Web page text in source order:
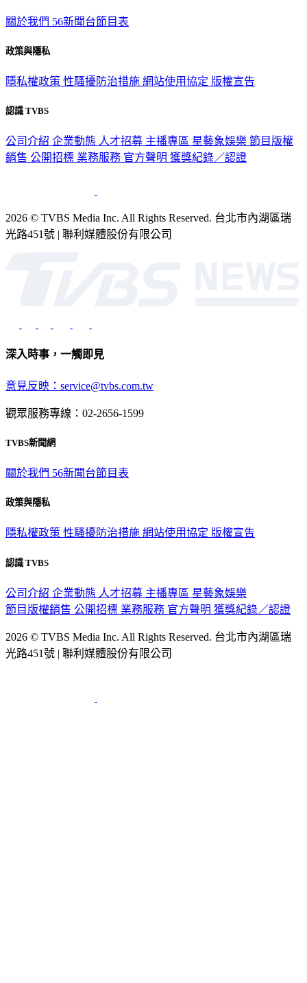
關於我們 56新聞台節目表
政策與隱私
隱私權政策 性騷擾防治措施 網站使用協定 版權宣告
認識 TVBS
公司介紹 企業動態 人才招募 主播專區 星藝象娛樂 節目版權
銷售 公開招標 業務服務 官方聲明 獲獎紀錄／認證
2026 © TVBS Media Inc. All Rights Reserved. 台北市內湖區瑞
光路451號 | 聯利媒體股份有限公司
深入時事，一觸即見
意見反映：service@tvbs.com.tw
觀眾服務專線：02-2656-1599
TVBS新聞網
關於我們 56新聞台節目表
政策與隱私
隱私權政策 性騷擾防治措施 網站使用協定 版權宣告
認識 TVBS
公司介紹 企業動態 人才招募 主播專區 星藝象娛樂
節目版權銷售 公開招標 業務服務 官方聲明 獲獎紀錄／認證
2026 © TVBS Media Inc. All Rights Reserved. 台北市內湖區瑞
光路451號 | 聯利媒體股份有限公司